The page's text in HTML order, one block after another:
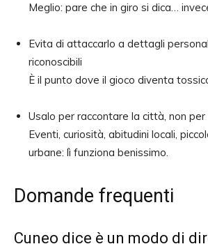
Meglio: pare che in giro si dica…
Evita di attaccarlo a dettagli
riconoscibili
È il punto dove il gioco diventa
Usalo per raccontare la città, non per
Eventi, curiosità, abitudini locali,
urbane: lì funziona benissimo.
Domande frequenti
Cuneo dice è un modo di